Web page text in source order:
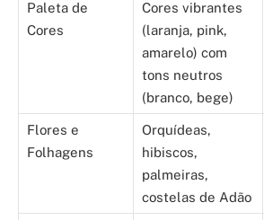
Paleta de
Cores
Cores vibrantes
(laranja, pink,
amarelo) com
tons neutros
(branco, bege)
Flores e
Folhagens
Orquídeas,
hibiscos,
palmeiras,
costelas de Adão